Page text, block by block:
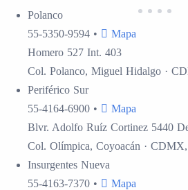
Polanco
55-5350-9594 •
Mapa
Homero 527 Int. 403
Col. Polanco, Miguel Hidalgo ·
Periférico Sur
55-4164-6900 •
Mapa
Blvr. Adolfo Ruíz Cortinez 5440
Col. Olímpica, Coyoacán ·
Insurgentes Nueva
55-4163-7370 •
Mapa